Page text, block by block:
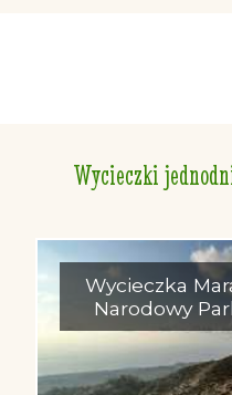
Wycieczki
Wycieczka
Narodowy